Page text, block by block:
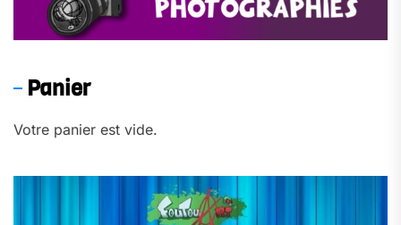
Panier
Votre panier est vide.